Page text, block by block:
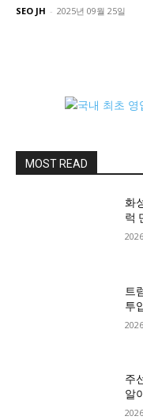
SEO JH - 2025년 09월 25일
MOST READ
화
럭
트
투
주
알